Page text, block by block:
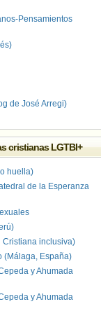
Pensamientos
de José Arregi)
cristianas LGTBI+
huella)
de la Esperanza
inclusiva)
(Málaga, España)
y Ahumada
y Ahumada